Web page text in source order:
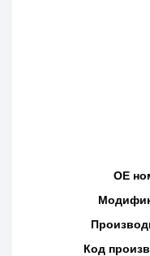
OE
Код